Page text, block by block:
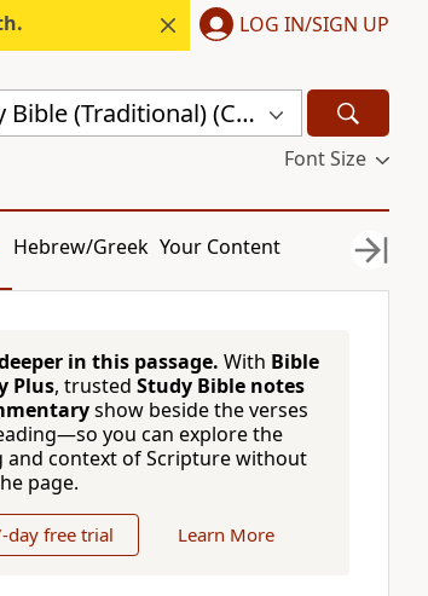
LOG IN/SIGN UP
Chinese Contemporary Bible (Traditional) (CCBT)
Font Size
Hebrew/Greek Your Content
in this passage. With Bible
Plus, trusted Study Bible notes
show beside the verses
you can explore the
and context of Scripture without
page.
day free trial Learn More